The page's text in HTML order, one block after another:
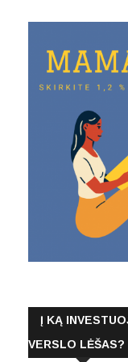
Į KĄ
VERSLO LĖŠAS?